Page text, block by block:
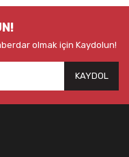
olmak için Kaydolun!
KAYDOL